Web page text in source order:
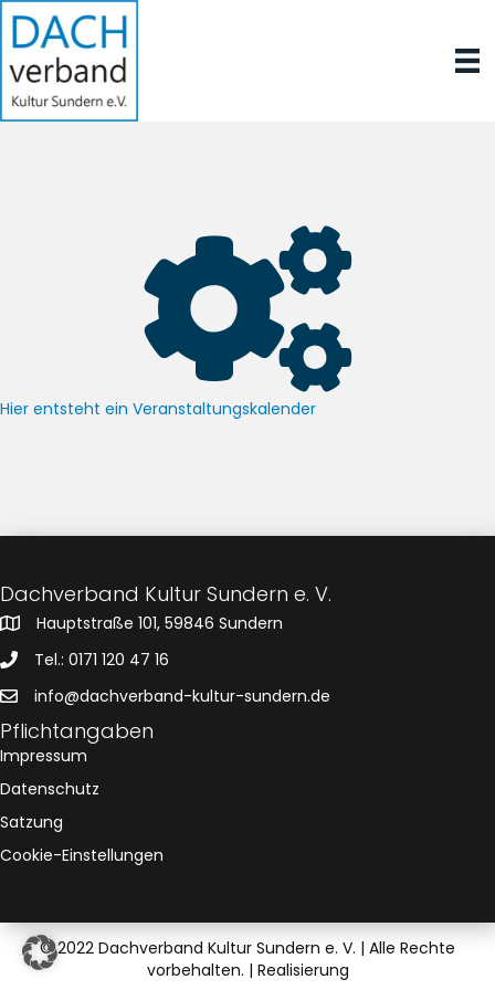
Hier entsteht ein Veranstaltungskalender
Dachverband Kultur Sundern e. V.
Hauptstraße 101, 59846 Sundern
Tel.: 0171 120 47 16
info@dachverband-kultur-sundern.de
Pflichtangaben
Impressum
Datenschutz
Satzung
Cookie-Einstellungen
© 2022 Dachverband Kultur Sundern e. V. | Alle Rechte
vorbehalten. | Realisierung